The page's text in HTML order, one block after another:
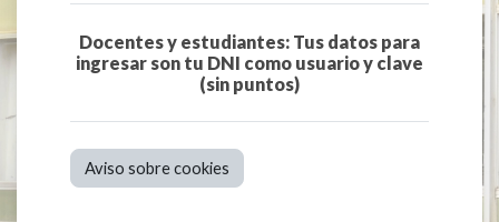
Docentes y estudiantes: Tus datos para
ingresar son tu DNI como usuario y clave
(sin puntos)
Aviso sobre cookies